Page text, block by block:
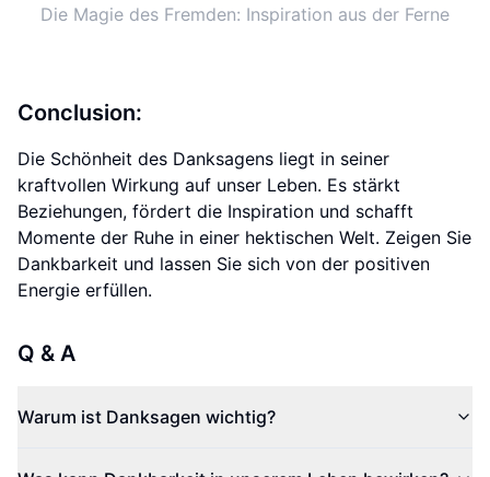
Die Magie des Fremden: Inspiration aus der Ferne
Conclusion:
Die Schönheit des Danksagens liegt in seiner
kraftvollen Wirkung auf unser Leben. Es stärkt
Beziehungen, fördert die Inspiration und schafft
Momente der Ruhe in einer hektischen Welt. Zeigen Sie
Dankbarkeit und lassen Sie sich von der positiven
Energie erfüllen.
Q & A
Warum ist Danksagen wichtig?